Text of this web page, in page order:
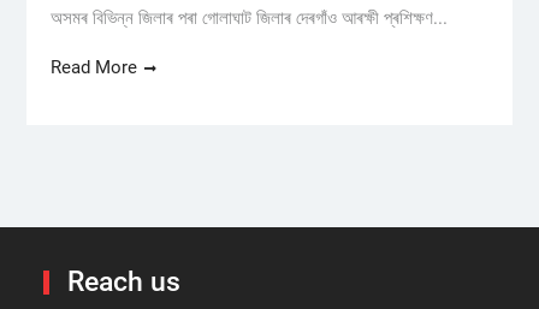
অসমৰ বিভিন্ন জিলাৰ পৰা গোলাঘাট জিলাৰ দেৰগাঁও আৰক্ষী প্ৰশিক্ষণ...
Read More
Reach us